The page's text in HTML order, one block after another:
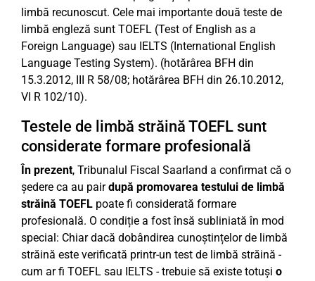
limbă recunoscut. Cele mai importante două teste de
limbă engleză sunt TOEFL (Test of English as a
Foreign Language) sau IELTS (International English
Language Testing System). (hotărârea BFH din
15.3.2012, III R 58/08; hotărârea BFH din 26.10.2012,
VI R 102/10).
Testele de limbă străină TOEFL sunt
considerate formare profesională
În prezent, Tribunalul Fiscal Saarland a confirmat că o
ședere ca au pairdupă promovarea testului de limbă
străină TOEFL poate fi considerată formare
profesională. O condiție a fost însă subliniată în mod
special: Chiar dacă dobândirea cunoștințelor de limbă
străină este verificată printr-un test de limbă străină -
cum ar fi TOEFL sau IELTS - trebuie să existe totuși o